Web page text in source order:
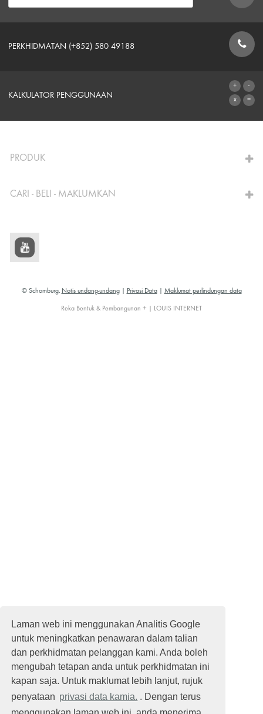
Laman web ini menggunakan Analitis Google
untuk meningkatkan penawaran dalam talian
dan perkhidmatan pelanggan kami. Anda boleh
mengubah tetapan anda untuk perkhidmatan ini
kapan saja. Untuk maklumat lebih lanjut, rujuk
penyataan privasi data kamia. . Dengan terus
PERKHIDMATAN (+852) 580 49188
BORANG HUBUNGAN
KALKULATOR PENGGUNAAN
PRODUK
CARI - BELI - MAKLUMKAN
© Schomburg. Notis undang-undang| Privasi Data| Maklumat perlindungan data
Reka Bentuk & Pembangunan + | LOUIS INTERNET